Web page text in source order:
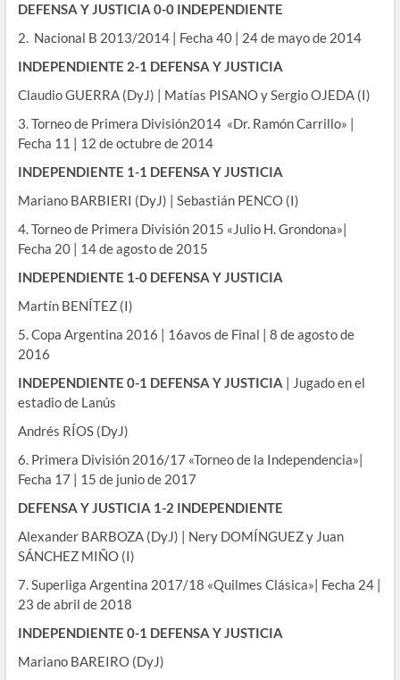
DEFENSA Y JUSTICIA 0-0 INDEPENDIENTE
2. Nacional B 2013/2014 | Fecha 40 | 24 de mayo de 2014
INDEPENDIENTE 2-1 DEFENSA Y JUSTICIA
Claudio GUERRA (DyJ) | Matías PISANO y Sergio OJEDA (I)
3. Torneo de Primera División2014 «Dr. Ramón Carrillo» |
Fecha 11 | 12 de octubre de 2014
INDEPENDIENTE 1-1 DEFENSA Y JUSTICIA
Mariano BARBIERI (DyJ) | Sebastián PENCO (I)
4. Torneo de Primera División 2015 «Julio H. Grondona»|
Fecha 20 | 14 de agosto de 2015
INDEPENDIENTE 1-0 DEFENSA Y JUSTICIA
Martín BENÍTEZ (I)
5. Copa Argentina 2016 | 16avos de Final | 8 de agosto de
2016
INDEPENDIENTE 0-1 DEFENSA Y JUSTICIA | Jugado en el
estadio de Lanús
Andrés RÍOS (DyJ)
6. Primera División 2016/17 «Torneo de la Independencia»|
Fecha 17 | 15 de junio de 2017
DEFENSA Y JUSTICIA 1-2 INDEPENDIENTE
Alexander BARBOZA (DyJ) | Nery DOMÍNGUEZ y Juan
SÁNCHEZ MIÑO (I)
7. Superliga Argentina 2017/18 «Quilmes Clásica»| Fecha 24 |
23 de abril de 2018
INDEPENDIENTE 0-1 DEFENSA Y JUSTICIA
Mariano BAREIRO (DyJ)